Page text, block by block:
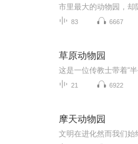
83 6667
草原动物园
21 6922
摩天动物园